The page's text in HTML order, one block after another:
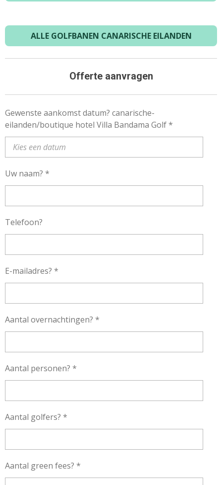
ALLE GOLFBANEN CANARISCHE EILANDEN
Offerte aanvragen
Gewenste aankomst datum? canarische-
eilanden/boutique hotel Villa Bandama Golf *
Uw naam? *
Telefoon?
E-mailadres? *
Aantal overnachtingen? *
Aantal personen? *
Aantal golfers? *
Aantal green fees? *